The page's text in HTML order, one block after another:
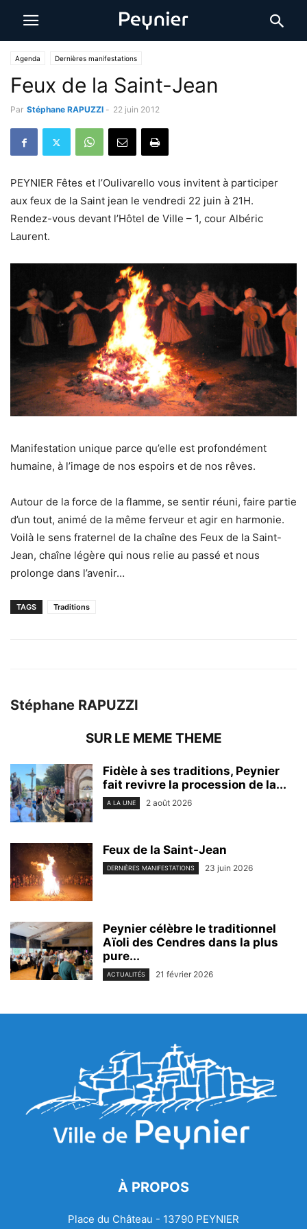
Agenda Dernières manifestations
Feux de la Saint-Jean
Par Stéphane RAPUZZI - 22 juin 2012
PEYNIER Fêtes et l’Oulivarello vous invitent à participer
aux feux de la Saint jean le vendredi 22 juin à 21H.
Rendez-vous devant l’Hôtel de Ville – 1, cour Albéric
Laurent.
Manifestation unique parce qu’elle est profondément
humaine, à l’image de nos espoirs et de nos rêves.
Autour de la force de la flamme, se sentir réuni, faire partie
d’un tout, animé de la même ferveur et agir en harmonie.
Voilà le sens fraternel de la chaîne des Feux de la Saint-
Jean, chaîne légère qui nous relie au passé et nous
prolonge dans l’avenir…
TAGS Traditions
Stéphane RAPUZZI
SUR LE MEME THEME
Fidèle à ses traditions, Peynier
fait revivre la procession de la...
A LA UNE 2 août 2026
Feux de la Saint-Jean
DERNIÈRES MANIFESTATIONS 23 juin 2026
Peynier célèbre le traditionnel
Aïoli des Cendres dans la plus
pure...
ACTUALITÉS 21 février 2026
À PROPOS
Place du Château - 13790 PEYNIER